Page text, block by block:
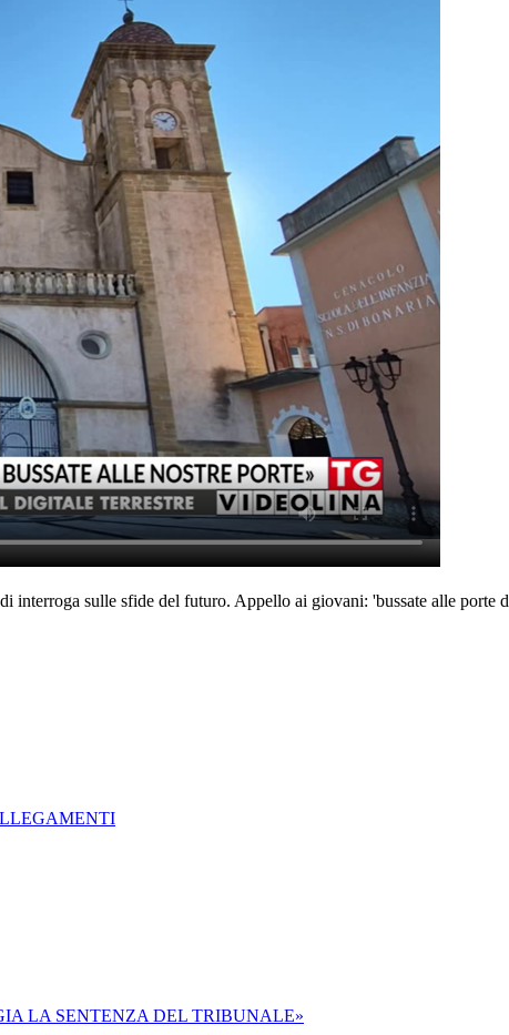
sulle sfide del futuro. Appello ai giovani: 'bussate alle porte
LA SENTENZA DEL TRIBUNALE»